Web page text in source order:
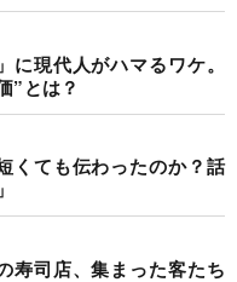
現代人がハマるワケ。
”とは？
くても伝わったのか？話
寿司店、集まった客たち